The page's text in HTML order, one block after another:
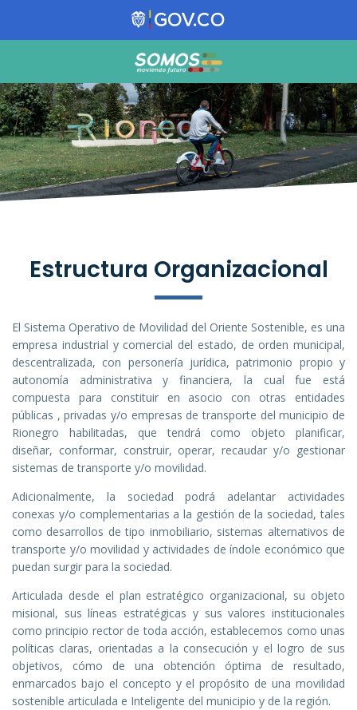
Estructura Organizacional
El Sistema Operativo de Movilidad del Oriente Sostenible, es una
empresa industrial y comercial del estado, de orden municipal,
descentralizada, con personería jurídica, patrimonio propio y
autonomía administrativa y financiera, la cual fue está
compuesta para constituir en asocio con otras entidades
públicas , privadas y/o empresas de transporte del municipio de
Rionegro habilitadas, que tendrá como objeto planificar,
diseñar, conformar, construir, operar, recaudar y/o gestionar
sistemas de transporte y/o movilidad.
Adicionalmente, la sociedad podrá adelantar actividades
conexas y/o complementarias a la gestión de la sociedad, tales
como desarrollos de tipo inmobiliario, sistemas alternativos de
transporte y/o movilidad y actividades de índole económico que
puedan surgir para la sociedad.
Articulada desde el plan estratégico organizacional, su objeto
misional, sus líneas estratégicas y sus valores institucionales
como principio rector de toda acción, establecemos como unas
políticas claras, orientadas a la consecución y el logro de sus
objetivos, cómo de una obtención óptima de resultado,
enmarcados bajo el concepto y el propósito de una movilidad
sostenible articulada e Inteligente del municipio y de la región.